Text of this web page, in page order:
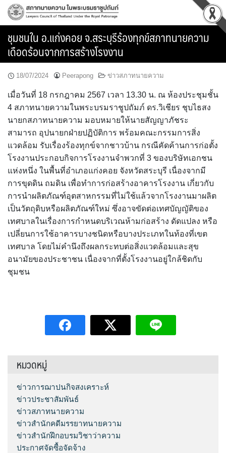
Skip
ชุมชนใน อ.แก่งคอย จ.สระบุรีร้องทุกข์สภาทนายความ
เดือดร้อนจากการสร้างโรงงาน
18/07/2024 Peerapong ข่าวสภาทนายความ
เมื่อวันที่ 18 กรกฎาคม 2567 เวลา 13.30 น. ณ ห้องประชุมชั้น
4 สภาทนายความในพระบรมราชูปถัมภ์ ดร.วิเชียร ชุบไธสง
นายกสภาทนายความ มอบหมายให้นายสัญญาภัชระ
สามารถ อุปนายกฝ่ายปฏิบัติการ พร้อมคณะกรรมการสิ่ง
แวดล้อม รับเรื่องร้องทุกข์จากชาวบ้าน กรณีคัดค้านการก่อตั้ง
โรงงานประกอบกิจการโรงงานจำพวกที่ 3 ของบริษัทเอกชน
แห่งหนึ่ง ในพื้นที่อำเภอแก่งคอย จังหวัดสระบุรี เนื่องจากมี
การขุดดิน ถมดิน เพื่อทำการก่อสร้างอาคารโรงงาน เกี่ยวกับ
การนำผลิตภัณฑ์อุตสาหกรรมที่ไม่ใช้แล้วจากโรงงานมาผลิต
เป็นวัตถุดิบหรือผลิตภัณฑ์ใหม่ ซึ่งอาจขัดต่อเทศบัญญัติของ
เทศบาลในเรื่องการกำหนดบริเวณห้ามก่อสร้าง ดัดแปลง หรือ
เปลี่ยนการใช้อาคารบางชนิดหรือบางประเภทในท้องที่เขต
เทศบาล โดยไม่คำนึงถึงผลกระทบต่อสิ่งแวดล้อมและสุข
อนามัยของประชาชน เนื่องจากที่ตั้งโรงงานอยู่ใกล้ชิดกับ
ชุมชน
หมวดหมู่
ข่าวการฌาปนกิจสงเคราะห์
ข่าวประชาสัมพันธ์
ข่าวสภาทนายความ
ข่าวสำนักคดีมรรยาทนายความ
ข่าวสำนักฝึกอบรมวิชาว่าความ
ประกาศจัดซื้อจัดจ้าง